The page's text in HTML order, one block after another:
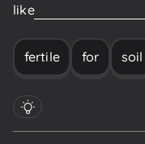
likeclover,
fertile for soil